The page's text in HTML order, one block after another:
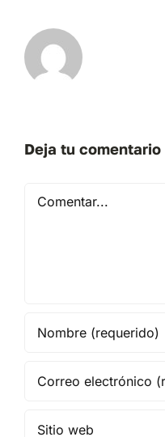
Deja tu comentario
Comentar